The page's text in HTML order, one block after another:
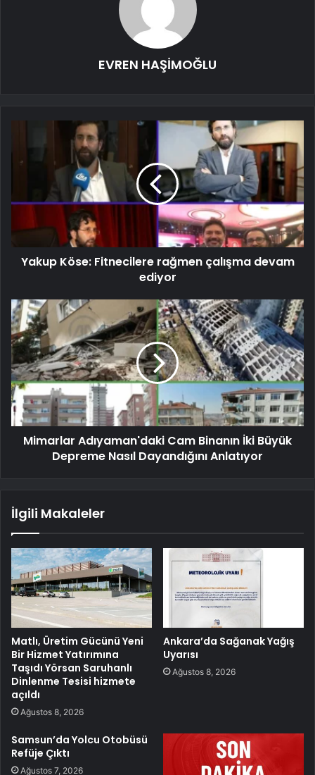
EVREN HAŞİMOĞLU
Yakup Köse: Fitnecilere rağmen çalışma devam
ediyor
Mimarlar Adıyaman'daki Cam Binanın İki Büyük
Depreme Nasıl Dayandığını Anlatıyor
İlgili Makaleler
Matlı, Üretim Gücünü Yeni
Bir Hizmet Yatırımına
Taşıdı Yörsan Saruhanlı
Dinlenme Tesisi hizmete
açıldı
Ağustos 8, 2026
Ankara’da Sağanak Yağış
Uyarısı
Ağustos 8, 2026
Samsun’da Yolcu Otobüsü
Refüje Çıktı
Ağustos 7, 2026